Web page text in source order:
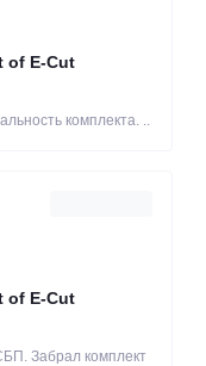
of E-Cut
комплекта. ..
of E-Cut
Забрал комплект